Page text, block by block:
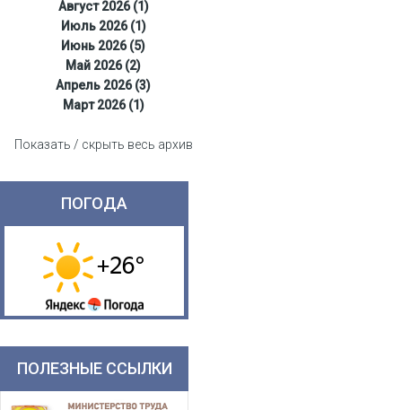
Август 2026 (1)
Июль 2026 (1)
Июнь 2026 (5)
Май 2026 (2)
Апрель 2026 (3)
Март 2026 (1)
Показать / скрыть весь архив
ПОГОДА
ПОЛЕЗНЫЕ ССЫЛКИ